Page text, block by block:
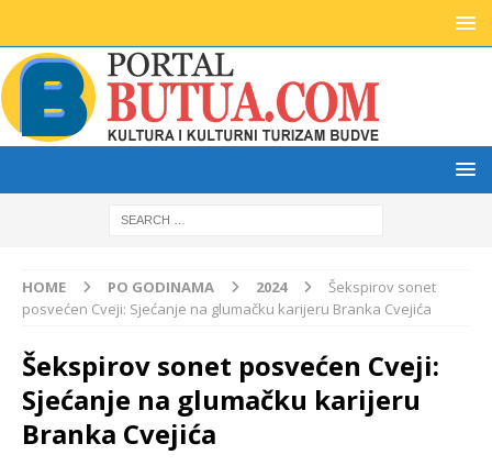
HOME PO GODINAMA 2024
Šekspirov sonet
posvećen Cveji: Sjećanje na glumačku karijeru Branka Cvejića
Šekspirov sonet posvećen Cveji:
Sjećanje na glumačku karijeru
Branka Cvejića